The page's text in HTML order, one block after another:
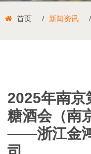
首页 新闻资讯
2025年南京
糖酒会（南
——浙江金